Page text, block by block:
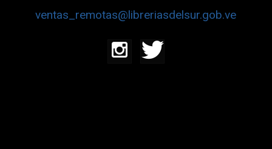
ventas_remotas@libreriasdelsur.gob.ve